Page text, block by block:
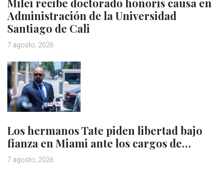
Administración de la Universidad
Santiago de Cali
7 agosto, 2026
Los hermanos Tate piden libertad bajo
fianza en Miami ante los cargos de…
7 agosto, 2026